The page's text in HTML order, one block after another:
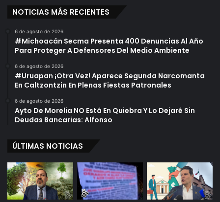
NOTICIAS MÁS RECIENTES
6 de agosto de 2026
#Michoacán Secma Presenta 400 Denuncias Al Año
Para Proteger A Defensores Del Medio Ambiente
6 de agosto de 2026
#Uruapan ¡Otra Vez! Aparece Segunda Narcomanta
En Caltzontzin En Plenas Fiestas Patronales
6 de agosto de 2026
Ayto De Morelia NO Está En Quiebra Y Lo Dejaré Sin
Deudas Bancarias: Alfonso
ÚLTIMAS NOTICIAS